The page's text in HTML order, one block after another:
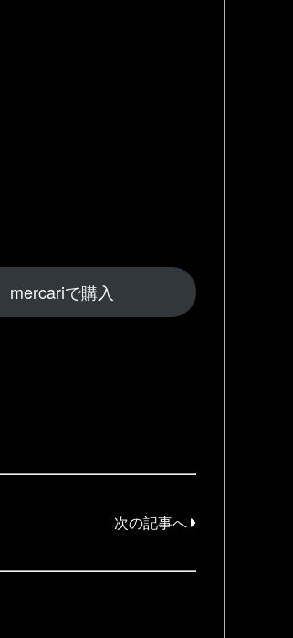
mercariで購入
次の記事へ